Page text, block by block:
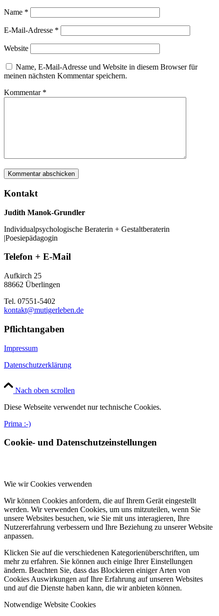
Name *
E-Mail-Adresse *
Website
Name, E-Mail-Adresse und Website in diesem Browser für
meinen nächsten Kommentar speichern.
Kommentar *
Kontakt
Judith Manok-Grundler
Individualpsychologische Beraterin + Gestaltberaterin
|Poesiepädagogin
Telefon + E-Mail
Aufkirch 25
88662 Überlingen
Tel. 07551-5402
kontakt@mutigerleben.de
Pflichtangaben
Impressum
Datenschutzerklärung
Nach oben scrollen
Diese Webseite verwendet nur technische Cookies.
Prima :-)
Cookie- und Datenschutzeinstellungen
Wie wir Cookies verwenden
Wir können Cookies anfordern, die auf Ihrem Gerät eingestellt
werden. Wir verwenden Cookies, um uns mitzuteilen, wenn Sie
unsere Websites besuchen, wie Sie mit uns interagieren, Ihre
Nutzererfahrung verbessern und Ihre Beziehung zu unserer Website
anpassen.
Klicken Sie auf die verschiedenen Kategorienüberschriften, um
mehr zu erfahren. Sie können auch einige Ihrer Einstellungen
ändern. Beachten Sie, dass das Blockieren einiger Arten von
Cookies Auswirkungen auf Ihre Erfahrung auf unseren Websites
und auf die Dienste haben kann, die wir anbieten können.
Notwendige Website Cookies